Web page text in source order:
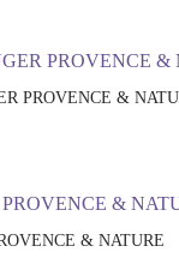
PROVENCE &
& NATURE